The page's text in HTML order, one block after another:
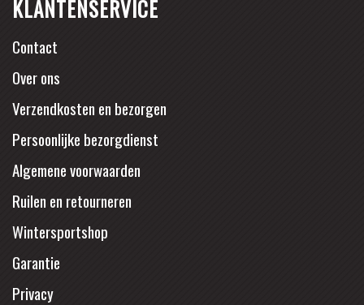
KLANTENSERVICE
Contact
Over ons
Verzendkosten en bezorgen
Persoonlijke bezorgdienst
Algemene voorwaarden
Ruilen en retourneren
Wintersportshop
Garantie
Privacy